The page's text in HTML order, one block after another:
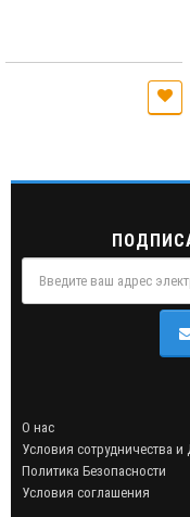
О нас
Условия сотрудничества и
Политика Безопасности
Условия соглашения